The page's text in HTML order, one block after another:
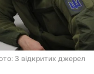
З відкритих джерел